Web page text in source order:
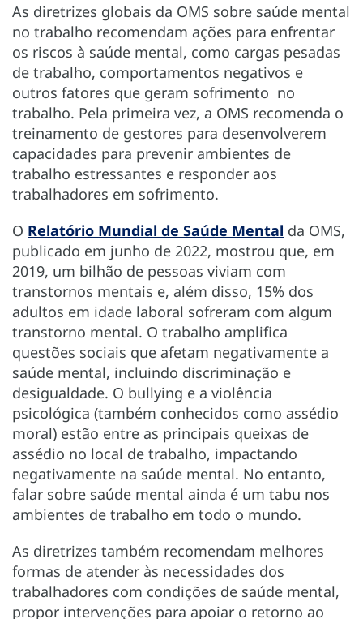
As diretrizes globais da OMS sobre saúde mental
no trabalho recomendam ações para enfrentar
os riscos à saúde mental, como cargas pesadas
de trabalho, comportamentos negativos e
outros fatores que geram sofrimento no
trabalho. Pela primeira vez, a OMS recomenda o
treinamento de gestores para desenvolverem
capacidades para prevenir ambientes de
trabalho estressantes e responder aos
trabalhadores em sofrimento.
O Relatório Mundial de Saúde Mental da OMS,
publicado em junho de 2022, mostrou que, em
2019, um bilhão de pessoas viviam com
transtornos mentais e, além disso, 15% dos
adultos em idade laboral sofreram com algum
transtorno mental. O trabalho amplifica
questões sociais que afetam negativamente a
saúde mental, incluindo discriminação e
desigualdade. O bullying e a violência
psicológica (também conhecidos como assédio
moral) estão entre as principais queixas de
assédio no local de trabalho, impactando
negativamente na saúde mental. No entanto,
falar sobre saúde mental ainda é um tabu nos
ambientes de trabalho em todo o mundo.
As diretrizes também recomendam melhores
formas de atender às necessidades dos
trabalhadores com condições de saúde mental,
propor intervenções para apoiar o retorno ao